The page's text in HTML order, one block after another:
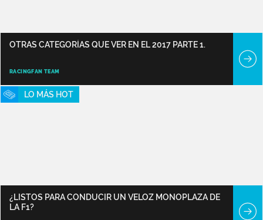
OTRAS CATEGORÍAS QUE VER EN EL 2017 PARTE 1.
RACINGFAN TEAM
LO MÁS HOT
¿LISTOS PARA CONDUCIR UN VELOZ MONOPLAZA DE
LA F1?